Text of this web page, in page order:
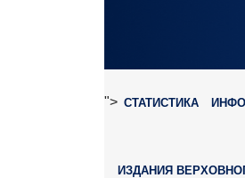
"> СТАТИСТИКА
ИЗДАНИЯ